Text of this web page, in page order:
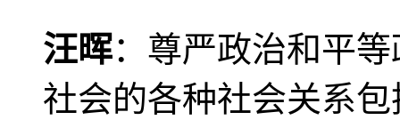
汪晖：尊严政治和平
社会的各种社会关系